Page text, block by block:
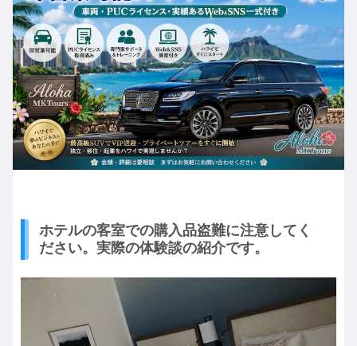
ホテルの客室での購入品盗難に注意してく
ださい。実際の体験談の紹介です。